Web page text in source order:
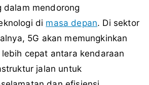
dalam mendorong
di masa depan. Di sektor
5G akan memungkinkan
cepat antara kendaraan
jalan untuk